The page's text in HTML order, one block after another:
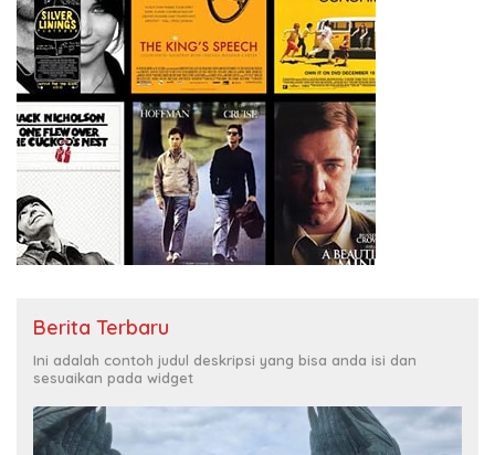
Berita Terbaru
Ini adalah contoh judul deskripsi yang bisa anda isi dan
sesuaikan pada widget